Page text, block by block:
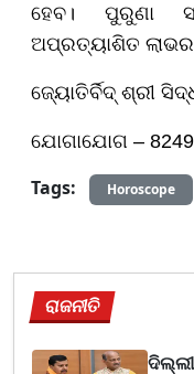
ହେବ। ପୁରୁଣା
ଅପ୍ରତ୍ୟାଶିତ ଲାଭର
ଜ୍ୟୋତିର୍ବିଦ୍ ଶ୍ରୀ
ଯୋଗାଯୋଗ –
Tags: Horoscope
ରାଜନୀତି